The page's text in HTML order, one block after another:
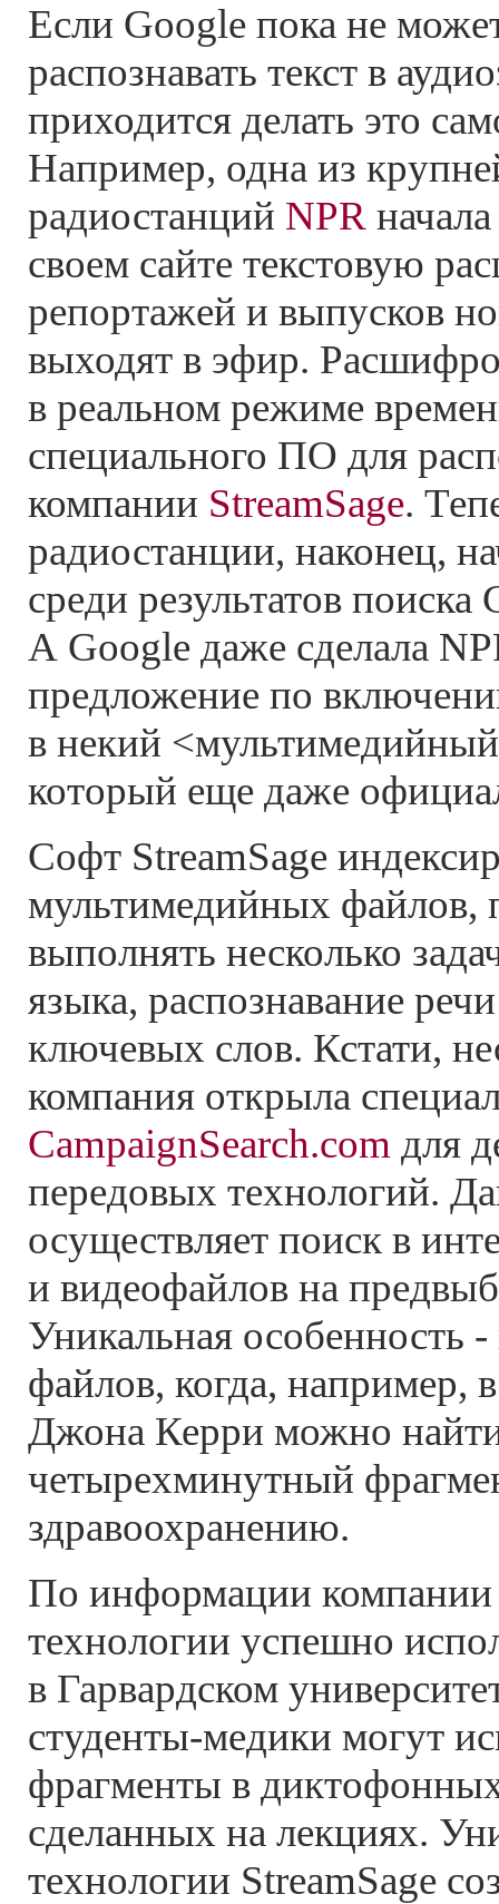
Если Google пока не
распознавать текст в
приходится делать это
Например, одна из
радиостанций NPR
своем сайте текстовую
репортажей и выпусков
выходят в эфир.
в реальном режиме
специального ПО для
компании StreamSage.
радиостанции, наконец,
среди результатов
А Google даже сделала
предложение по
в некий
который еще даже
Софт StreamSage
мультимедийных файлов,
выполнять несколько
языка, распознавание
ключевых слов. Кстати,
компания открыла
CampaignSearch.com для
передовых технологий.
осуществляет поиск в
и видеофайлов на
Уникальная особенность
файлов, когда, например,
Джона Керри можно
четырехминутный
здравоохранению.
По информации компании
технологии успешно
в Гарвардском
студенты-медики могут
фрагменты в
сделанных на лекциях.
технологии StreamSage